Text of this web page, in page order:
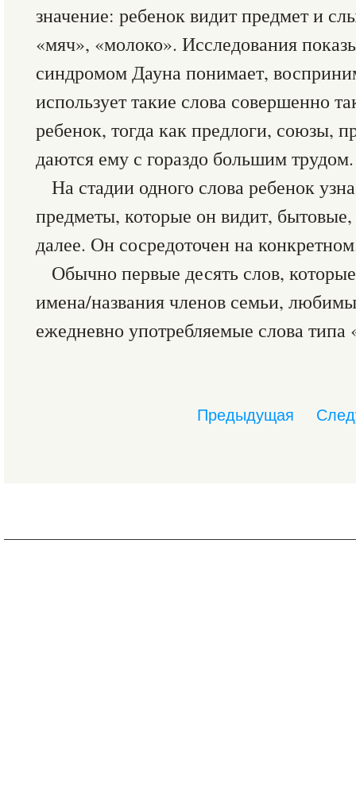
значение: ребенок видит предмет и
«мяч», «молоко». Исследования
синдромом Дауна понимает,
использует такие слова совершенно
ребенок, тогда как предлоги, союзы,
даются ему с гораздо большим трудом.
На стадии одного слова ребенок
предметы, которые он видит,
далее. Он сосредоточен на
Обычно первые десять слов,
имена/названия членов семьи,
ежедневно употребляемые слова
Предыдущая